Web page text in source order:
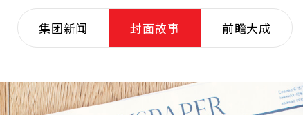
集团新闻 封面故事 前瞻大成